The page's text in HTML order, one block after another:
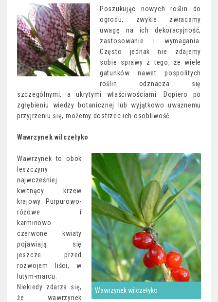
Poszukując nowych roślin do
ogrodu, zwykle zwracamy
uwagę na ich dekoracyjność,
zastosowanie i wymagania.
Często jednak nie zdajemy
sobie sprawy z tego, że wiele
gatunków nawet pospolitych
roślin odznacza się
szczególnymi, a ukrytymi właściwościami. Dopiero po
zgłębieniu wiedzy botanicznej lub wyjątkowo uważnemu
przyjrzeniu się, możemy dostrzec ich osobliwość.
Wawrzynek wilczełyko
Wawrzynek wilczełyko
Wawrzynek to obok
leszczyny
najwcześniej
kwitnący krzew
krajowy. Purpurowo-
różowe i
karminowo-
czerwone kwiaty
pojawiają się
jeszcze przed
rozwojem liści, w
lutym-marcu.
Niekiedy zdarza się,
że wawrzynek